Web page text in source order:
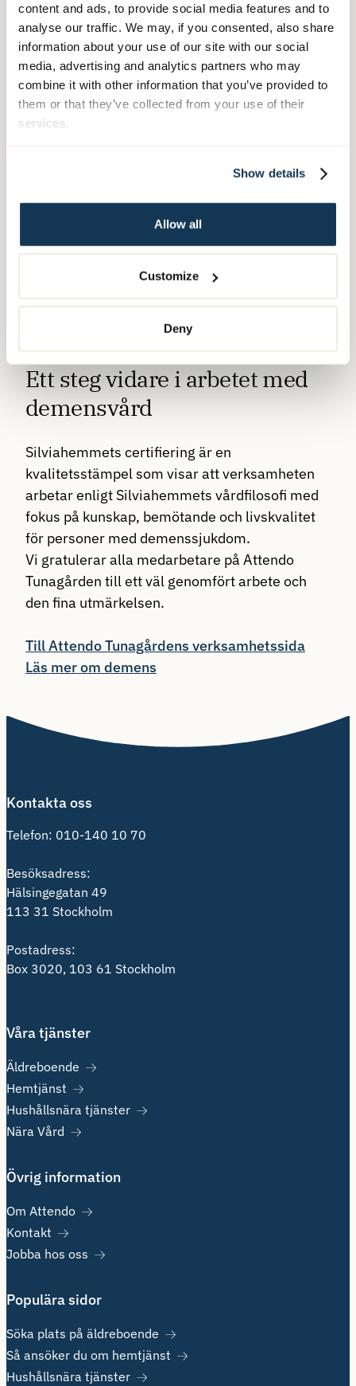
content and ads, to provide social media features and to
analyse our traffic. We may, if you consented, also share
information about your use of our site with our social
media, advertising and analytics partners who may
combine it with other information that you’ve provided to
them or that they’ve collected from your use of their
services.
Show details
Allow all
Customize
Deny
Mingel och firande i
i trädgården. Gästerna bjöds på bubbel och
kök.
Det blev en uppskattad stund där boende,
närstående och medarbetare samlades för att
fira den viktiga milstolpen tillsammans.
Ett steg vidare i arbetet med
demensvård
Silviahemmets certifiering är en
kvalitetsstämpel som visar att verksamheten
arbetar enligt Silviahemmets vårdfilosofi med
fokus på kunskap, bemötande och livskvalitet
för personer med demenssjukdom.
Vi gratulerar alla medarbetare på Attendo
Tunagården till ett väl genomfört arbete och
den fina utmärkelsen.
Till Attendo Tunagårdens verksamhetssida
Läs mer om demens
Kontakta oss
Telefon: 010-140 10 70
Besöksadress:
Hälsingegatan 49
113 31 Stockholm
Postadress:
Box 3020, 103 61 Stockholm
Våra tjänster
Äldreboende
Hemtjänst
Hushållsnära tjänster
Nära Vård
Övrig information
Om Attendo
Kontakt
Jobba hos oss
Populära sidor
Söka plats på äldreboende
Så ansöker du om hemtjänst
Hushållsnära tjänster